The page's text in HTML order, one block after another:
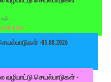
:...
more
-05.08.2026
வழிபாட்டு செயல்பாடுகள் -